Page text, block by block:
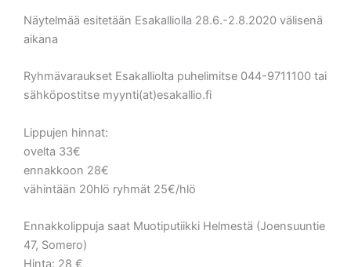
Näytelmää esitetään Esakalliolla 28.6.-2.8.2020 välisenä
aikana
Ryhmävaraukset Esakalliolta puhelimitse 044-9711100 tai
sähköpostitse myynti(at)esakallio.fi
Lippujen hinnat:
ovelta 33€
ennakkoon 28€
vähintään 20hlö ryhmät 25€/hlö
Ennakkolippuja saat Muotiputiikki Helmestä (Joensuuntie
47, Somero)
Hinta: 28 €